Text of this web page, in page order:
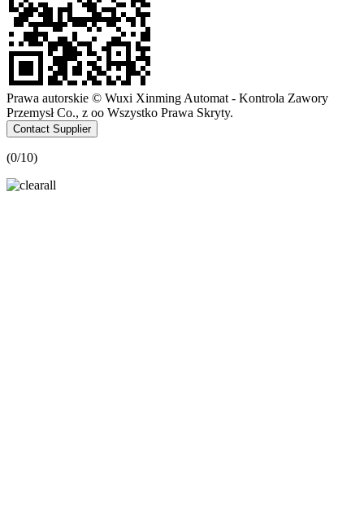
Prawa autorskie © Wuxi Xinming Automat - Kontrola Zawory
Przemysł Co., z oo Wszystko Prawa Skryty.
Contact Supplier
(0/10)